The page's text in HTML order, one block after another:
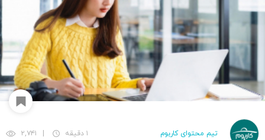
تیم محتوای کاربوم ۱ دقیقه ۲,۷۴۱